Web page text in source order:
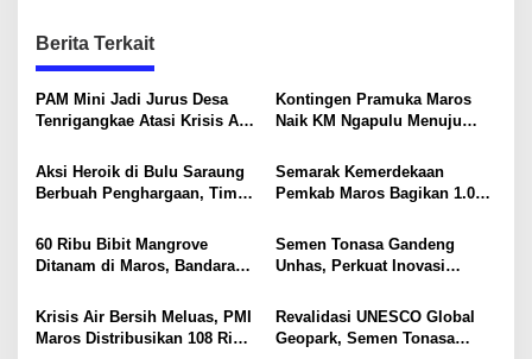
v
i
g
t
i
o
n
Berita Terkait
PAM Mini Jadi Jurus Desa
Tenrigangkae Atasi Krisis Air
Kontingen Pramuka Maros
Naik KM Ngapulu Menuju
Aksi Heroik di Bulu Saraung
Berbuah Penghargaan, Tim
Diapresiasi Basarnas
Semarak Kemerdekaan
Pemkab Maros Bagikan 1.000
Warga
60 Ribu Bibit Mangrove
Ditanam di Maros, Bandara
Konservasi Pesisir
Semen Tonasa Gandeng
Unhas, Perkuat Inovasi
Berkelanjutan
Krisis Air Bersih Meluas, PMI
Maros Distribusikan 108 Ribu
Revalidasi UNESCO Global
Geopark, Semen Tonasa